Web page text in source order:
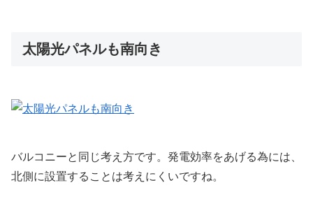
太陽光パネルも南向き
バルコニーと同じ考え方です。発電効率をあげる為には、
北側に設置することは考えにくいですね。